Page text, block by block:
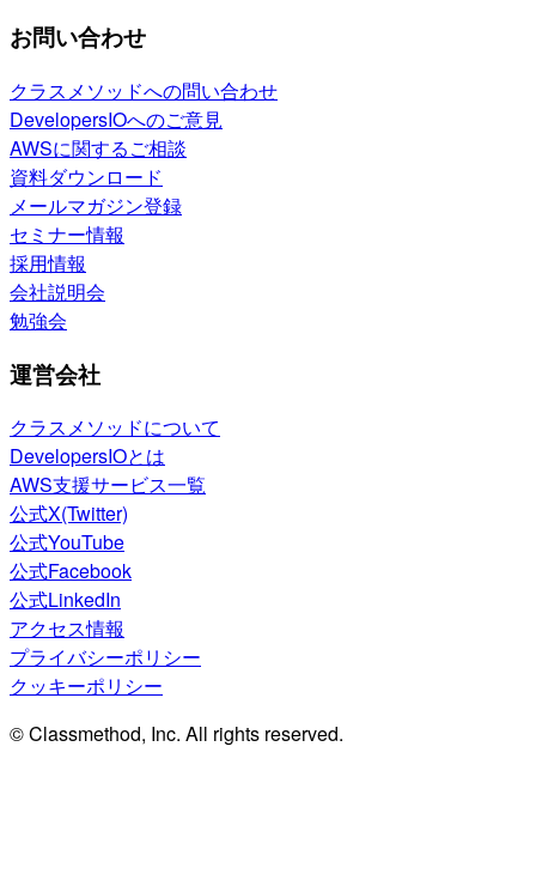
お問い合わせ
クラスメソッドへの問い合わせ
DevelopersIOへのご意見
AWSに関するご相談
資料ダウンロード
メールマガジン登録
セミナー情報
採用情報
会社説明会
勉強会
運営会社
クラスメソッドについて
DevelopersIOとは
AWS支援サービス一覧
公式X(Twitter)
公式YouTube
公式Facebook
公式LinkedIn
アクセス情報
プライバシーポリシー
クッキーポリシー
© Classmethod, Inc. All rights reserved.